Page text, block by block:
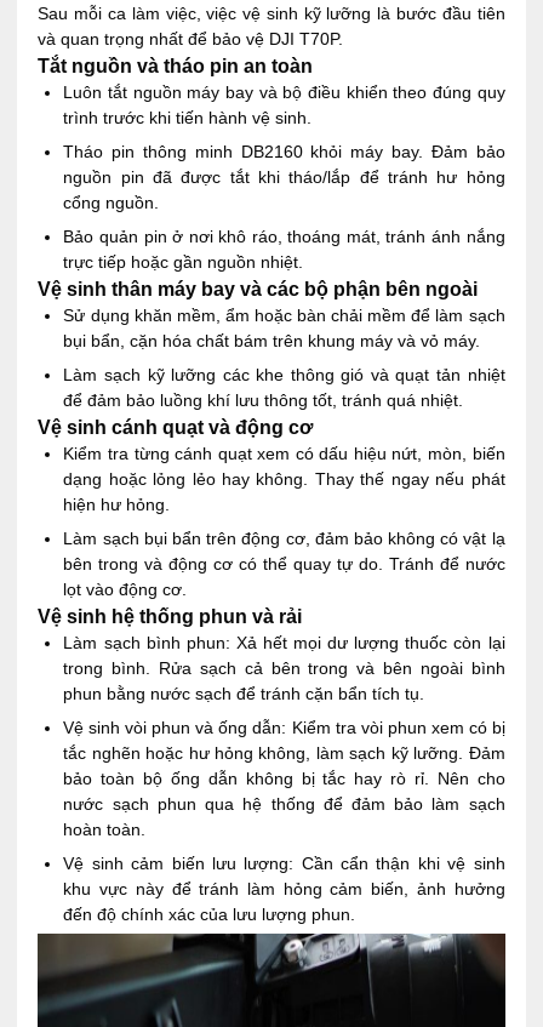
Sau mỗi ca làm việc, việc vệ sinh kỹ lưỡng là bước đầu tiên
và quan trọng nhất để bảo vệ DJI T70P.
Tắt nguồn và tháo pin an toàn
Luôn tắt nguồn máy bay và bộ điều khiển theo đúng quy
trình trước khi tiến hành vệ sinh.
Tháo pin thông minh DB2160 khỏi máy bay. Đảm bảo
nguồn pin đã được tắt khi tháo/lắp để tránh hư hỏng
cổng nguồn.
Bảo quản pin ở nơi khô ráo, thoáng mát, tránh ánh nắng
trực tiếp hoặc gần nguồn nhiệt.
Vệ sinh thân máy bay và các bộ phận bên ngoài
Sử dụng khăn mềm, ẩm hoặc bàn chải mềm để làm sạch
bụi bẩn, cặn hóa chất bám trên khung máy và vỏ máy.
Làm sạch kỹ lưỡng các khe thông gió và quạt tản nhiệt
để đảm bảo luồng khí lưu thông tốt, tránh quá nhiệt.
Vệ sinh cánh quạt và động cơ
Kiểm tra từng cánh quạt xem có dấu hiệu nứt, mòn, biến
dạng hoặc lỏng lẻo hay không. Thay thế ngay nếu phát
hiện hư hỏng.
Làm sạch bụi bẩn trên động cơ, đảm bảo không có vật lạ
bên trong và động cơ có thể quay tự do. Tránh để nước
lọt vào động cơ.
Vệ sinh hệ thống phun và rải
Làm sạch bình phun: Xả hết mọi dư lượng thuốc còn lại
trong bình. Rửa sạch cả bên trong và bên ngoài bình
phun bằng nước sạch để tránh cặn bẩn tích tụ.
Vệ sinh vòi phun và ống dẫn: Kiểm tra vòi phun xem có bị
tắc nghẽn hoặc hư hỏng không, làm sạch kỹ lưỡng. Đảm
bảo toàn bộ ống dẫn không bị tắc hay rò rỉ. Nên cho
nước sạch phun qua hệ thống để đảm bảo làm sạch
hoàn toàn.
Vệ sinh cảm biến lưu lượng: Cần cẩn thận khi vệ sinh
khu vực này để tránh làm hỏng cảm biến, ảnh hưởng
đến độ chính xác của lưu lượng phun.